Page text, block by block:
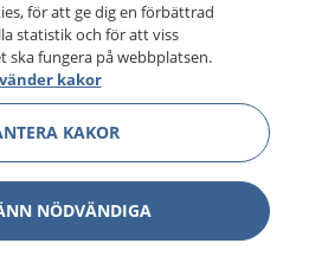
Visa
Visa
för att ge dig en förbättrad
statistik och för att viss
fungera på webbplatsen.
kakor
KAKOR
NÖDVÄNDIGA